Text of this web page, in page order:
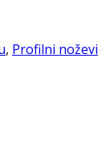
, Profilni noževi